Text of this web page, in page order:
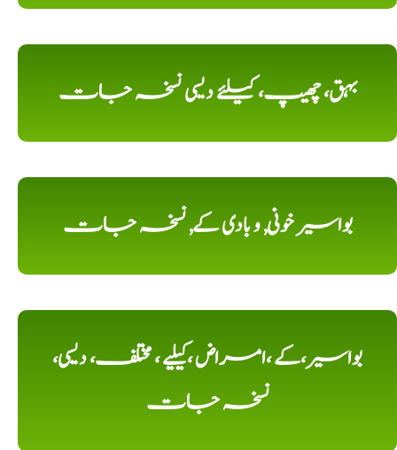
بہق، چھیپ، کیلئے دیسی نسخہ جات
بواسیر خونی, و بادی کے, نسخہ جات
بواسیر،کے ،امراض ،کیلیے ، مختلف، دیسی،
نسخہ جات